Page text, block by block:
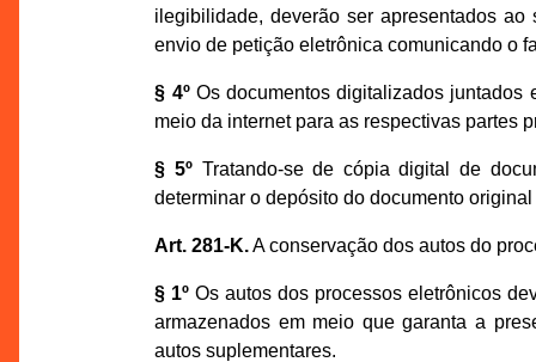
ilegibilidade, deverão ser apresentados
envio de petição eletrônica comunicando o
§ 4ºOs documentos digitalizados juntados
meio da internet para as respectivas partes
§ 5ºTratando-se de cópia digital de
determinar o depósito do documento
Art. 281-K.A conservação dos autos do
§ 1º Os autos dos processos eletrônicos
armazenados em meio que garanta a
autos suplementares.